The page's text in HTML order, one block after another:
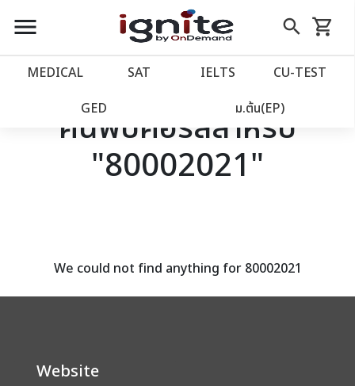
close
account_balance หน้าแรก
เว็บไซต์อิกไนท์
โปรโมชั่น
assignment ลงทะเบียน
menu search
Skip
to
shopping_cart
รถเข็น
MEDICAL SAT IELTS CU‑TEST
GED ม.ต้น(EP)
ค้นพบคอร์สสำหรับ
"80002021"
We could not find anything for 80002021
Website